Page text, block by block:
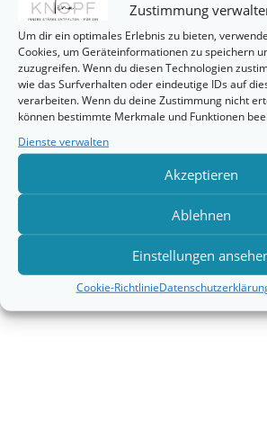
Zustimmung
Um dir ein optimales Erlebnis zu bieten,
Cookies, um Geräteinformationen zu speichern
zuzugreifen. Wenn du diesen Technologien
wie das Surfverhalten oder eindeutige IDs auf
verarbeiten. Wenn du deine Zustimmung nicht
können bestimmte Merkmale und Funktionen
Dienste verwalten
Akzeptieren
Ablehnen
Einstellungen
Cookie-Richtlinie
Verantwortliche/r i.S.d. § 18
Tina Knopf, Bahnhofstr. 3,
Deutschland